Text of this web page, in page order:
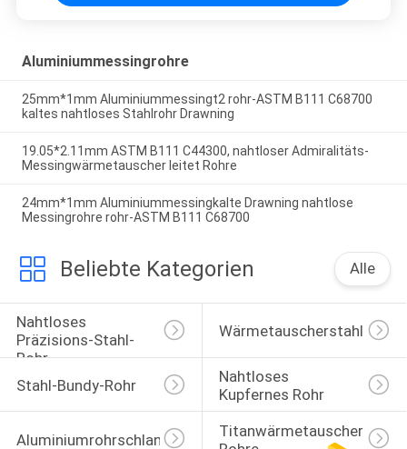
Aluminiummessingrohre
25mm*1mm Aluminiummessingt2 rohr-ASTM B111 C68700
kaltes nahtloses Stahlrohr Drawning
19.05*2.11mm ASTM B111 C44300, nahtloser Admiralitäts-
Messingwärmetauscher leitet Rohre
24mm*1mm Aluminiummessingkalte Drawning nahtlose
Messingrohre rohr-ASTM B111 C68700
Beliebte Kategorien Alle
Nahtloses
Präzisions-Stahl-
Rohr
Wärmetauscherstahlrohr
Stahl-Bundy-Rohr
Nahtloses
Kupfernes Rohr
Aluminiumrohrschlange
Titanwärmetauscher-